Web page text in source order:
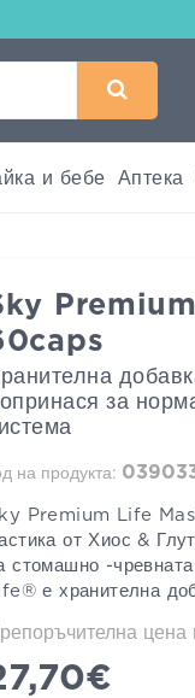
и бебе Аптека
за
на продукта:
Premium Life
от Хиос &
стомашно -
е хранителна